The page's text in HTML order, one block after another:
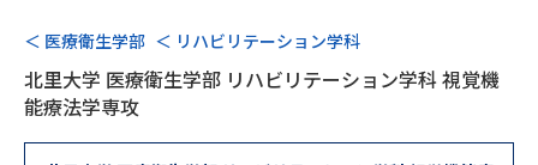
専門学校の資料請求 大学院の資料請求
留学・進学関連、塾・予備校
大学入学共通テスト「受験案
内」の請求
＜ 医療衛生学部 ＜ リハビリテーション学科
北里大学 医療衛生学部 リハビリテーション学科 視覚機
能療法学専攻